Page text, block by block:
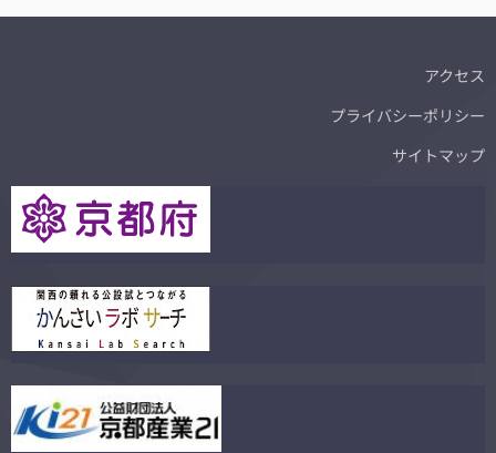
アクセス
プライバシーポリシー
サイトマップ